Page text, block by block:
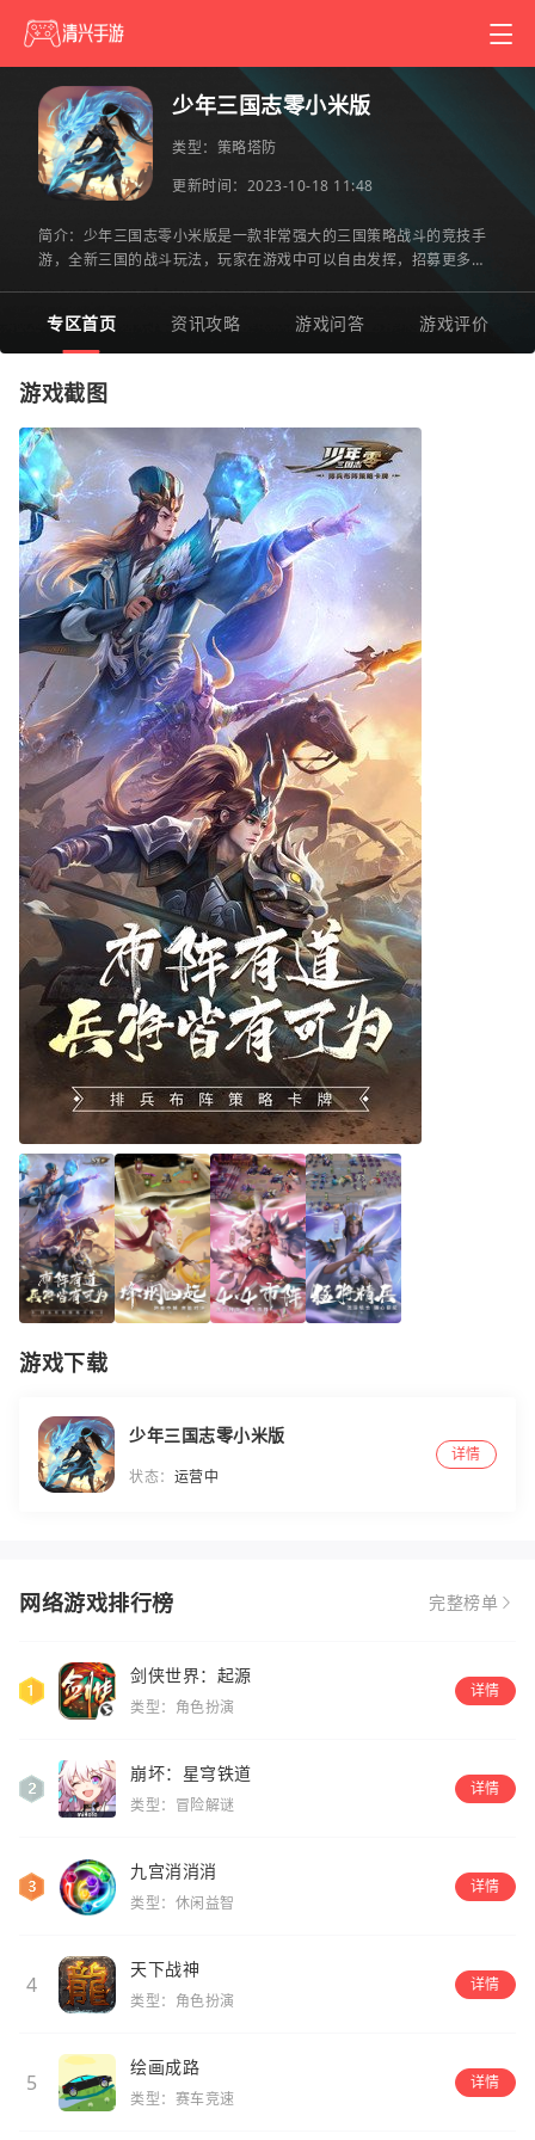
少年三国志零小米版
类型： 策略塔防
更新时间：2023-10-18 11:48
简介：少年三国志零小米版是一款非常强大的三国策略战斗的竞技手
游，全新三国的战斗玩法，玩家在游戏中可以自由发挥，招募更多武
专区首页 资讯攻略 游戏问答 游戏评价
游戏截图
游戏下载
少年三国志零小米版
状态： 运营中
详情
网络游戏排行榜 完整榜单
剑侠世界：起源
类型：角色扮演
详情
崩坏：星穹铁道
类型：冒险解谜
详情
九宫消消消
类型：休闲益智
详情
4
天下战神
类型：角色扮演
详情
5
绘画成路
类型：赛车竞速
详情